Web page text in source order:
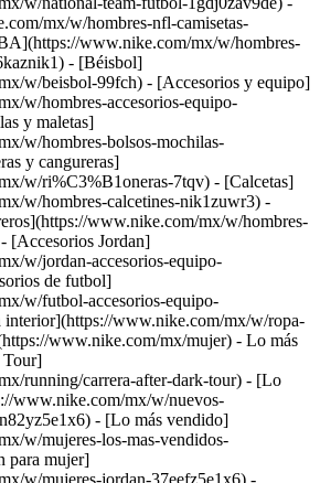
mx/w/hombres-nfl-camisetas-
www.nike.com/mx/w/hombres-
- [Béisbol]
w/beisbol-99fch) - [Accesorios y equipo]
w/hombres-accesorios-equipo-
y maletas]
w/hombres-bolsos-mochilas-
y cangureras]
w/ri%C3%B1oneras-7tqv) - [Calcetas]
w/hombres-calcetines-nik1zuwr3) -
www.nike.com/mx/w/hombres-
[Accesorios Jordan]
w/jordan-accesorios-equipo-
de futbol]
w/futbol-accesorios-equipo-
www.nike.com/mx/w/ropa-
www.nike.com/mx/mujer) - Lo más
Tour]
running/carrera-after-dark-tour) - [Lo
www.nike.com/mx/w/nuevos-
- [Lo más vendido]
w/mujeres-los-mas-vendidos-
para mujer]
w/mujeres-jordan-37eefz5e1x6) -